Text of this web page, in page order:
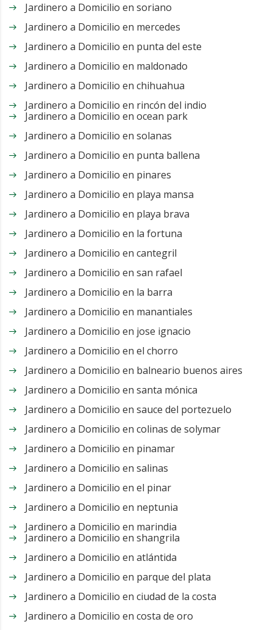
Jardinero a Domicilio en soriano
Jardinero a Domicilio en mercedes
Jardinero a Domicilio en punta del este
Jardinero a Domicilio en maldonado
Jardinero a Domicilio en chihuahua
Jardinero a Domicilio en rincón del indio
Jardinero a Domicilio en ocean park
Jardinero a Domicilio en solanas
Jardinero a Domicilio en punta ballena
Jardinero a Domicilio en pinares
Jardinero a Domicilio en playa mansa
Jardinero a Domicilio en playa brava
Jardinero a Domicilio en la fortuna
Jardinero a Domicilio en cantegril
Jardinero a Domicilio en san rafael
Jardinero a Domicilio en la barra
Jardinero a Domicilio en manantiales
Jardinero a Domicilio en jose ignacio
Jardinero a Domicilio en el chorro
Jardinero a Domicilio en balneario buenos aires
Jardinero a Domicilio en santa mónica
Jardinero a Domicilio en sauce del portezuelo
Jardinero a Domicilio en colinas de solymar
Jardinero a Domicilio en pinamar
Jardinero a Domicilio en salinas
Jardinero a Domicilio en el pinar
Jardinero a Domicilio en neptunia
Jardinero a Domicilio en marindia
Jardinero a Domicilio en shangrila
Jardinero a Domicilio en atlántida
Jardinero a Domicilio en parque del plata
Jardinero a Domicilio en ciudad de la costa
Jardinero a Domicilio en costa de oro